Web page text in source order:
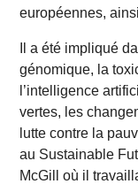
européennes,
Il a été impliqué
génomique, la
l’intelligence
vertes, les
lutte contre la
au Sustainable
McGill où il